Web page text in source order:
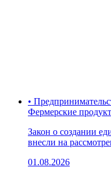
•
Фермерские
Закон о создании
внесли на
01.08.2026